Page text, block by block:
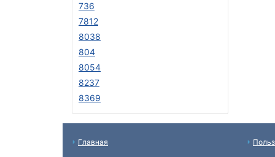
736
7812
8038
804
8054
8237
8369
Главная